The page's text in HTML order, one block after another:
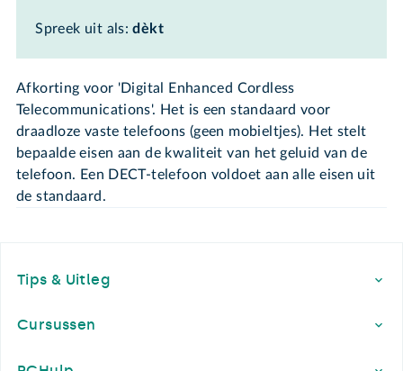
Spreek uit als:dèkt
Afkorting voor 'Digital Enhanced Cordless
Telecommunications'. Het is een standaard voor
draadloze vaste telefoons (geen mobieltjes). Het stelt
bepaalde eisen aan de kwaliteit van het geluid van de
telefoon. Een DECT-telefoon voldoet aan alle eisen uit
de standaard.
Tips & Uitleg
Cursussen